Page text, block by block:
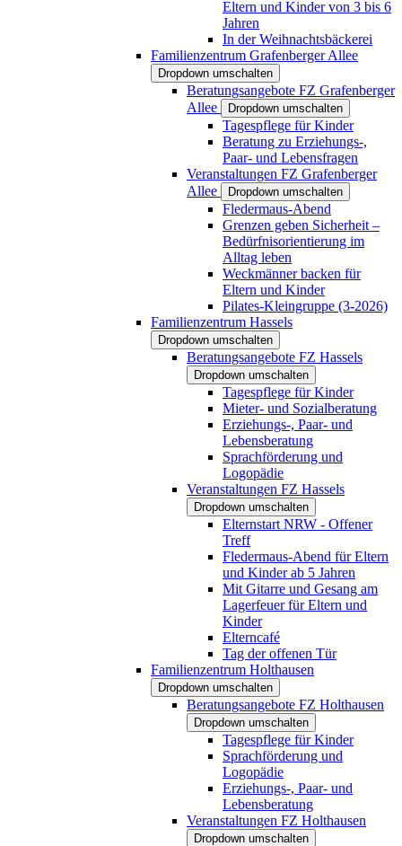
Eltern und Kinder von 3 bis 6
Jahren
In der Weihnachtsbäckerei
Familienzentrum Grafenberger Allee
Dropdown umschalten
Beratungsangebote FZ Grafenberger
Allee
Dropdown umschalten
Tagespflege für Kinder
Beratung zu Erziehungs-,
Paar- und Lebensfragen
Veranstaltungen FZ Grafenberger
Allee
Dropdown umschalten
Fledermaus-Abend
Grenzen geben Sicherheit –
Bedürfnisorientierung im
Alltag leben
Weckmänner backen für
Eltern und Kinder
Pilates-Kleingruppe (3-2026)
Familienzentrum Hassels
Dropdown umschalten
Beratungsangebote FZ Hassels
Dropdown umschalten
Tagespflege für Kinder
Mieter- und Sozialberatung
Erziehungs-, Paar- und
Lebensberatung
Sprachförderung und
Logopädie
Veranstaltungen FZ Hassels
Dropdown umschalten
Elternstart NRW - Offener
Treff
Fledermaus-Abend für Eltern
und Kinder ab 5 Jahren
Mit Gitarre und Gesang am
Lagerfeuer für Eltern und
Kinder
Elterncafé
Tag der offenen Tür
Familienzentrum Holthausen
Dropdown umschalten
Beratungsangebote FZ Holthausen
Dropdown umschalten
Tagespflege für Kinder
Sprachförderung und
Logopädie
Erziehungs-, Paar- und
Lebensberatung
Veranstaltungen FZ Holthausen
Dropdown umschalten